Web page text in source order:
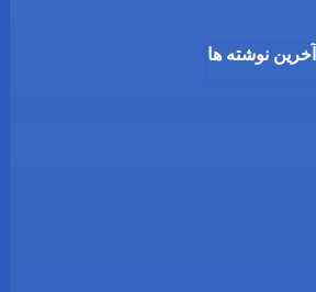
آخرین نوشته ها